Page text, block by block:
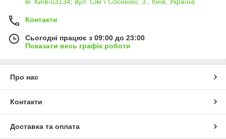
Контакти
Сьогодні працює з 09:00 до 23:00
Показати весь графік роботи
Про нас
Контакти
Доставка та оплата